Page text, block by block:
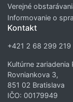
Verejné
Informovanie o
Kontakt
+421 2 68 299 219
Kultúrne zariadenia
Rovniankova 3,
851 02 Bratislava
IČO: 00179949